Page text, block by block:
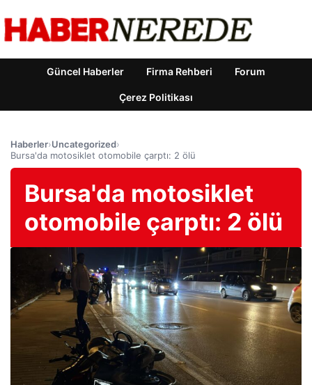
Güncel Haberler Firma Rehberi Forum
Çerez Politikası
Haberler›Uncategorized›
Bursa'da motosiklet otomobile çarptı: 2 ölü
Bursa'da motosiklet
otomobile çarptı: 2 ölü